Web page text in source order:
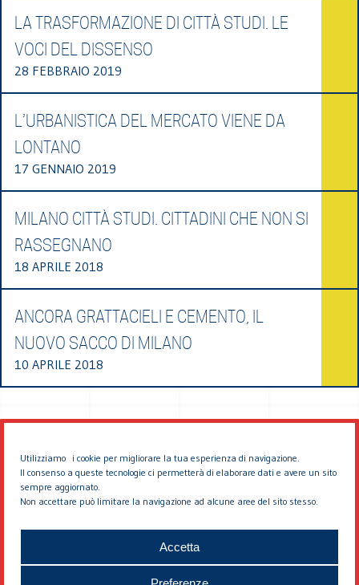
Utilizziamo i cookie per migliorare la tua esperienza di navigazione.
Il consenso a queste tecnologie ci permetterà di elaborare dati e avere un sito
sempre aggiornato.
Non accettare può limitare la navigazione ad alcune aree del sito stesso.
Accetta
LA TRASFORMAZIONE DI CITTÀ STUDI. LE
VOCI DEL DISSENSO
28 FEBBRAIO 2019
L’URBANISTICA DEL MERCATO VIENE DA
LONTANO
17 GENNAIO 2019
MILANO CITTÀ STUDI. CITTADINI CHE NON SI
RASSEGNANO
18 APRILE 2018
ANCORA GRATTACIELI E CEMENTO, IL
NUOVO SACCO DI MILANO
10 APRILE 2018
© 2026 EDDYBURG